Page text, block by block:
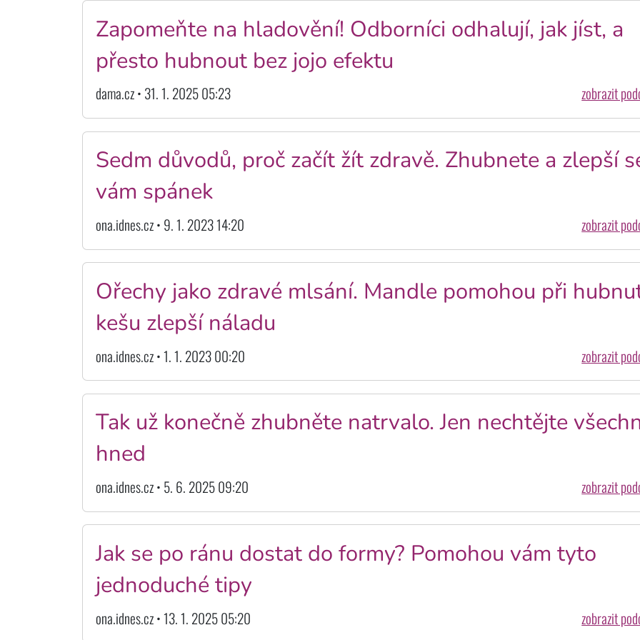
Zapomeňte na hladovění! Odborníci odhalují, jak jíst, a
přesto hubnout bez jojo efektu
dama.cz • 31. 1. 2025 05:23 zobrazit
Sedm důvodů, proč začít žít zdravě. Zhubnete a zlepší
vám spánek
ona.idnes.cz • 9. 1. 2023 14:20 zobrazit
Ořechy jako zdravé mlsání. Mandle pomohou při
kešu zlepší náladu
ona.idnes.cz • 1. 1. 2023 00:20 zobrazit
Tak už konečně zhubněte natrvalo. Jen nechtějte
hned
ona.idnes.cz • 5. 6. 2025 09:20 zobrazit
Jak se po ránu dostat do formy? Pomohou vám tyto
jednoduché tipy
ona.idnes.cz • 13. 1. 2025 05:20 zobrazit